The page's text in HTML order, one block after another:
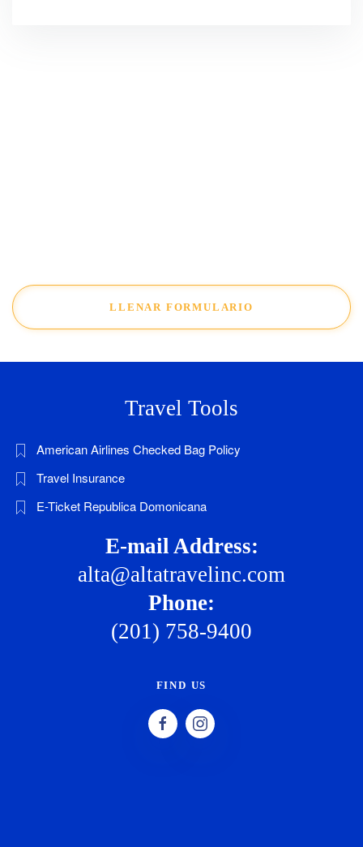
LLENAR FORMULARIO
Travel Tools
American Airlines Checked Bag Policy
Travel Insurance
E-Ticket Republica Domonicana
E-mail Address:
alta@altatravelinc.com
Phone:
(201) 758-9400
FIND US